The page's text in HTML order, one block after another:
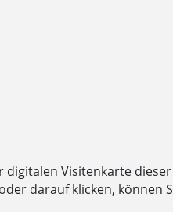
Visitenkarte
darauf klicken,